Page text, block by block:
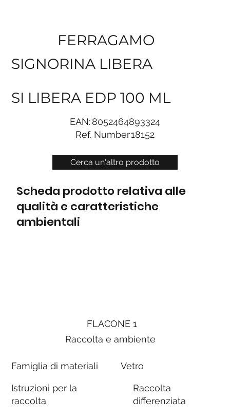
Cerca un'altro prodotto
FERRAGAMO
SIGNORINA LIBERA
SI LIBERA EDP 100 ML
EAN:8052464893324
Ref. Number18152
Scheda prodotto relativa alle
qualità e caratteristiche
ambientali
FLACONE 1
Raccolta e ambiente
Famiglia di materiali
Istruzioni per la
raccolta
Vetro
Raccolta
differenziata